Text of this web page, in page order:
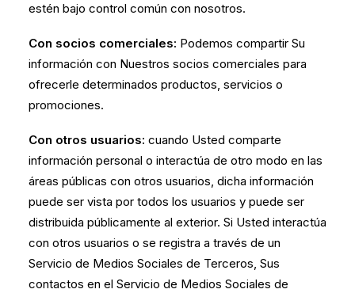
estén bajo control común con nosotros.
Con socios comerciales: Podemos compartir Su
información con Nuestros socios comerciales para
ofrecerle determinados productos, servicios o
promociones.
Con otros usuarios: cuando Usted comparte
información personal o interactúa de otro modo en las
áreas públicas con otros usuarios, dicha información
puede ser vista por todos los usuarios y puede ser
distribuida públicamente al exterior. Si Usted interactúa
con otros usuarios o se registra a través de un
Servicio de Medios Sociales de Terceros, Sus
contactos en el Servicio de Medios Sociales de